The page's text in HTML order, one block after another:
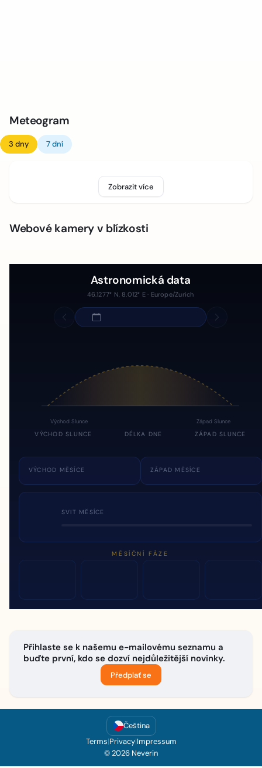
Meteogram
3 dny 7 dní
Zobrazit více
Webové kamery v blízkosti
Astronomická data
46.1277° N, 8.012° E · Europe/Zurich
Východ Slunce Západ Slunce
VÝCHOD SLUNCE DÉLKA DNE ZÁPAD SLUNCE
VÝCHOD MĚSÍCE ZÁPAD MĚSÍCE
SVIT MĚSÍCE
MĚSÍČNÍ FÁZE
Přihlaste se k našemu e-mailovému seznamu a
buďte první, kdo se dozví nejdůležitější novinky.
Předplať se
Čeština
Terms|Privacy|Impressum
© 2026 Neverin